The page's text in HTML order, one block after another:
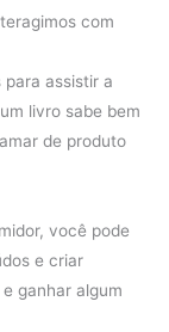
com
assistir a
livro sabe bem
de produto
você pode
e criar
ganhar algum